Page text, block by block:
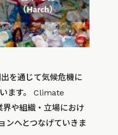
を通じて気候危機に
ます。 Climate
や組織・立場におけ
ンへとつなげていきま